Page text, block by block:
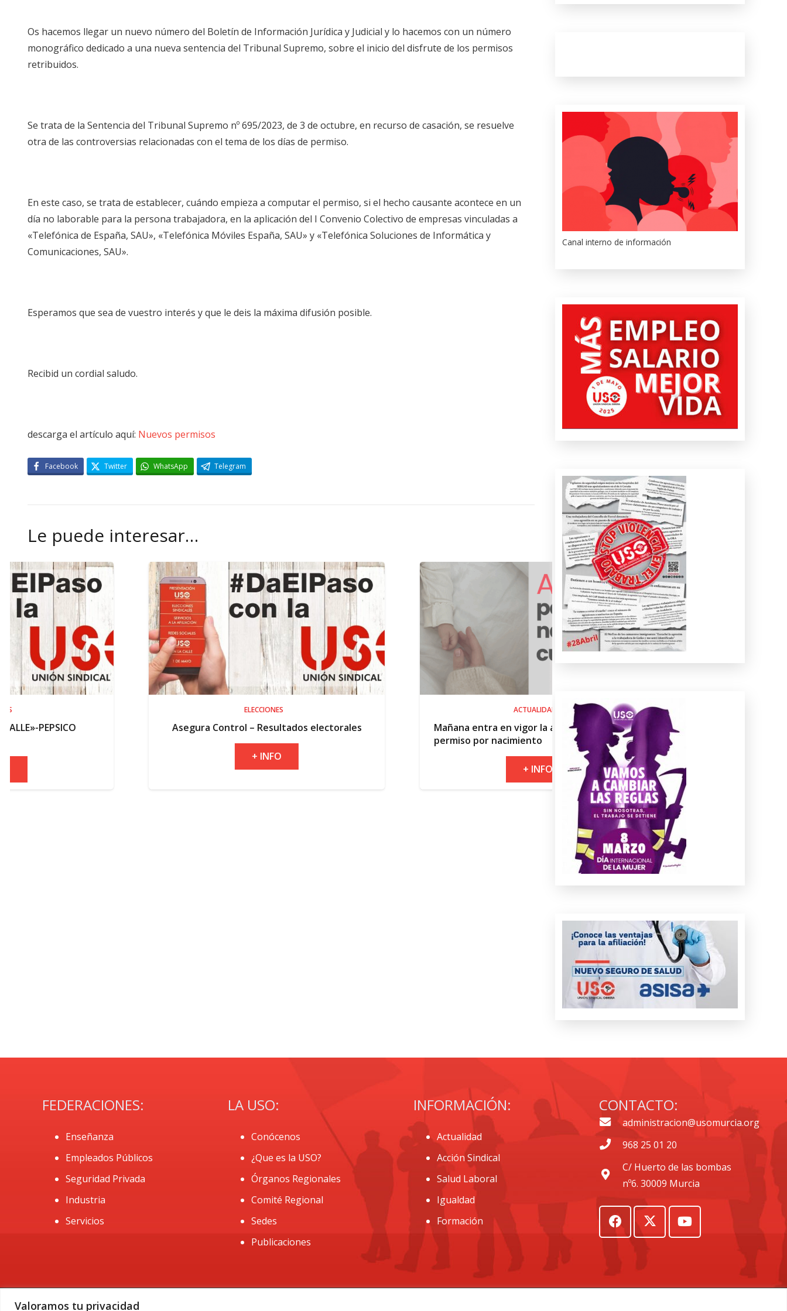
Valoramos tu privacidad
Os hacemos llegar un nuevo número del Boletín de Información Jurídica y Judicial y lo hacemos con un número
monográfico dedicado a una nueva sentencia del Tribunal Supremo, sobre el inicio del disfrute de los permisos
retribuidos.
Se trata de la Sentencia del Tribunal Supremo nº 695/2023, de 3 de octubre, en recurso de casación, se resuelve
otra de las controversias relacionadas con el tema de los días de permiso.
En este caso, se trata de establecer, cuándo empieza a computar el permiso, si el hecho causante acontece en un
día no laborable para la persona trabajadora, en la aplicación del I Convenio Colectivo de empresas vinculadas a
«Telefónica de España, SAU», «Telefónica Móviles España, SAU» y «Telefónica Soluciones de Informática y
Comunicaciones, SAU».
Esperamos que sea de vuestro interés y que le deis la máxima difusión posible.
Recibid un cordial saludo.
descarga el artículo aquí: Nuevos permisos
Facebook Twitter WhatsApp Telegram
Le puede interesar…
Asegura Control – Resultados electorales
Mañana entra en vigor la ampliación del
permiso por nacimiento
Procedimiento práctico ante
roja por calor
Canal interno de información
FEDERACIONES:
Enseñanza
Empleados Públicos
Seguridad Privada
Industria
Servicios
LA USO:
Conócenos
¿Que es la USO?
Órganos Regionales
Comité Regional
Sedes
Publicaciones
INFORMACIÓN:
Actualidad
Acción Sindical
Salud Laboral
Igualdad
Formación
CONTACTO:
administracion@usomurcia.org
968 25 01 20
C/ Huerto de las bombas
nº6. 30009 Murcia